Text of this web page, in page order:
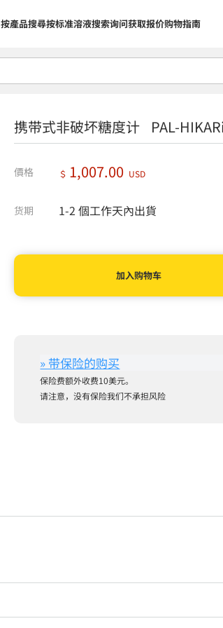
按產品搜尋按标准溶液搜索询问获取报价购物指南
携带式非破坏糖度计 PAL-
價格 ＄ 1,007.00 USD
货期 1-2 個工作天內出貨
保险费额外收费10美元。
请注意，没有保险我们不承担风险